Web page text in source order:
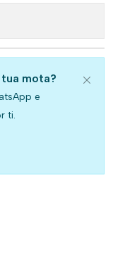
tua mota?
e
ti.